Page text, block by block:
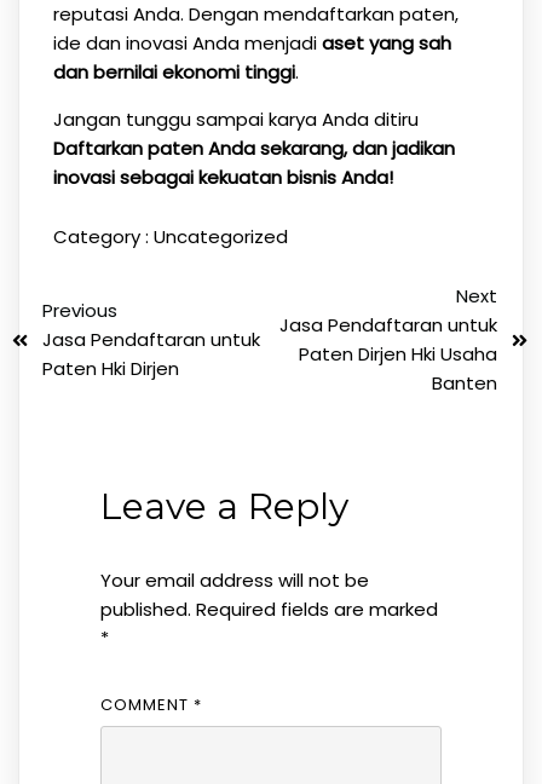
reputasi Anda. Dengan mendaftarkan paten,
ide dan inovasi Anda menjadiaset yang sah
dan bernilai ekonomi tinggi.
Jangan tunggu sampai karya Anda ditiru
Daftarkan paten Anda sekarang, dan jadikan
inovasi sebagai kekuatan bisnis Anda!
Category : Uncategorized
Previous
Jasa Pendaftaran untuk
Paten Hki Dirjen
Next
Jasa Pendaftaran untuk
Paten Dirjen Hki Usaha
Banten
Leave a Reply
Your email address will not be
published. Required fields are marked
*
COMMENT *